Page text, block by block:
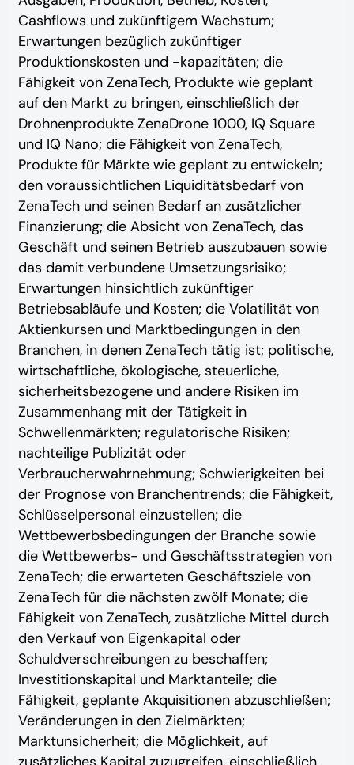
Cashflows und zukünftigem Wachstum;
Erwartungen bezüglich zukünftiger
Produktionskosten und -kapazitäten; die
Fähigkeit von ZenaTech, Produkte wie geplant
auf den Markt zu bringen, einschließlich der
Drohnenprodukte ZenaDrone 1000, IQ Square
und IQ Nano; die Fähigkeit von ZenaTech,
Produkte für Märkte wie geplant zu entwickeln;
den voraussichtlichen Liquiditätsbedarf von
ZenaTech und seinen Bedarf an zusätzlicher
Finanzierung; die Absicht von ZenaTech, das
Geschäft und seinen Betrieb auszubauen sowie
das damit verbundene Umsetzungsrisiko;
Erwartungen hinsichtlich zukünftiger
Betriebsabläufe und Kosten; die Volatilität von
Aktienkursen und Marktbedingungen in den
Branchen, in denen ZenaTech tätig ist; politische,
wirtschaftliche, ökologische, steuerliche,
sicherheitsbezogene und andere Risiken im
Zusammenhang mit der Tätigkeit in
Schwellenmärkten; regulatorische Risiken;
nachteilige Publizität oder
Verbraucherwahrnehmung; Schwierigkeiten bei
der Prognose von Branchentrends; die Fähigkeit,
Schlüsselpersonal einzustellen; die
Wettbewerbsbedingungen der Branche sowie
die Wettbewerbs- und Geschäftsstrategien von
ZenaTech; die erwarteten Geschäftsziele von
ZenaTech für die nächsten zwölf Monate; die
Fähigkeit von ZenaTech, zusätzliche Mittel durch
den Verkauf von Eigenkapital oder
Schuldverschreibungen zu beschaffen;
Investitionskapital und Marktanteile; die
Fähigkeit, geplante Akquisitionen abzuschließen;
Veränderungen in den Zielmärkten;
Marktunsicherheit; die Möglichkeit, auf